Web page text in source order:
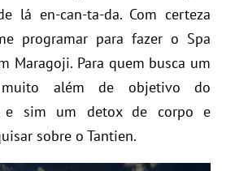
lá en-can-ta-da. Com certeza
programar para fazer o Spa
Maragoji. Para quem busca um
além de objetivo do
e sim um detox de corpo e
sobre o Tantien.